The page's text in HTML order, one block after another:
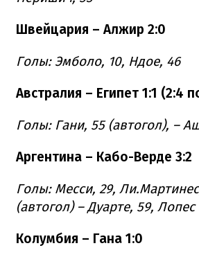
Швейцария – Алжир 2:0
Голы: Эмболо, 10, Ндое, 46
Австралия – Египет 1:1 (2:4
Голы: Гани, 55 (автогол), –
Аргентина – Кабо-Верде 3:2
Голы: Месси, 29,
(автогол) – Дуарте, 59,
Колумбия – Гана 1:0